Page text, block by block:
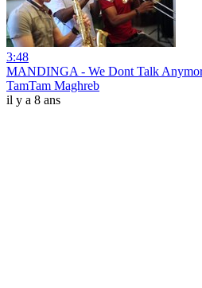
3:48
MANDINGA - We Dont Talk
TamTam Maghreb
il y a 8 ans